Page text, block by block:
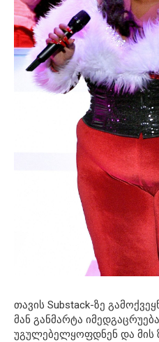
თავის Substack-ზე
მან განმარტა
უგულებელყოფდნენ და მის